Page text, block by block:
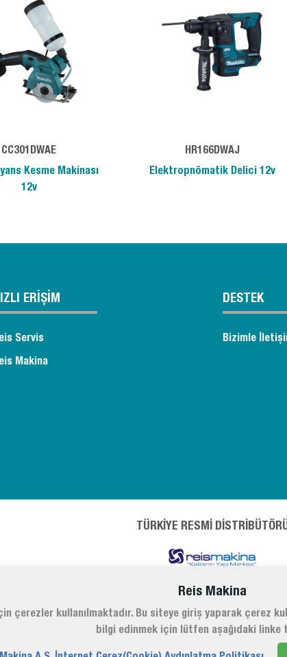
CC301DWAE
Kesme Makinası
12v
HR166DWAJ
Elektropnömatik Delici 12v
ERİŞİM
Servis
Makina
DESTEK
Bizimle
TÜRKİYE RESMİ
Reis Makina
kullanılmaktadır. Bu siteye giriş yaparak çerez
bilgi edinmek için lütfen aşağıdaki linke